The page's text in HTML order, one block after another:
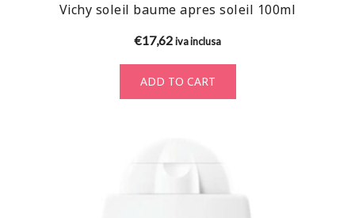
Vichy soleil baume apres soleil 100ml
€17,62iva inclusa
ADD TO CART